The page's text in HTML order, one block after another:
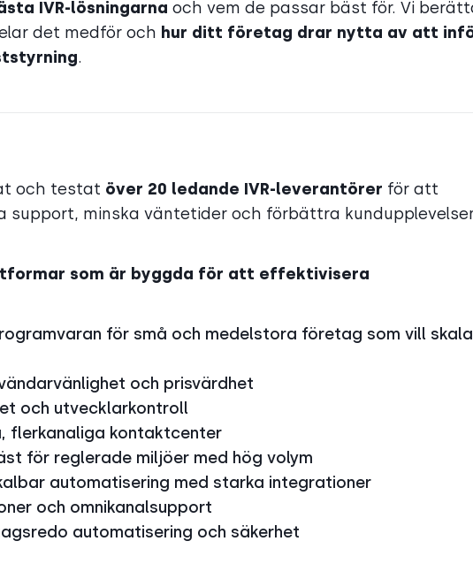
IVR-lösningarna och vem de passar bäst för. Vi
det medför och hur ditt företag drar nytta av att
.
och testat över 20 ledande IVR-leverantörer för att
minska väntetider och förbättra
som är byggda för att effektivisera
för små och medelstora företag som vill skala
och prisvärdhet
och utvecklarkontroll
flerkanaliga kontaktcenter
för reglerade miljöer med hög volym
automatisering med starka integrationer
och omnikanalsupport
automatisering och säkerhet